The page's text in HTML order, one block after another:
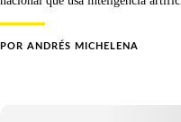
POR ANDRÉS MICHELENA